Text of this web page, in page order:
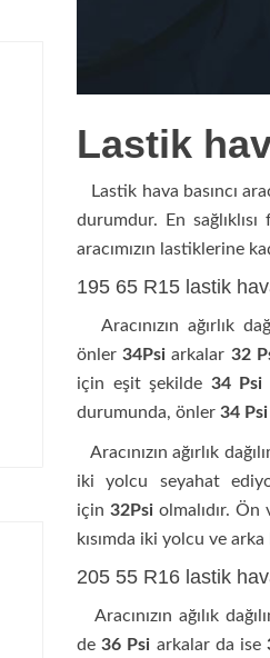
Lastik
Lastik hava basıncı
durumdur. En
aracımızın lastiklerine
195 65 R15 lastik
Aracınızın ağırlık
önler34Psi arkalar 32
için eşit şekilde 34 Psi
durumunda, önler 34 Psi
Aracınızın ağırlık
iki yolcu seyahat
için 32Psi olmalıdır.
kısımda iki yolcu ve
205 55 R16 lastik
Aracınızın ağılık
de36 Psi arkalar da ise